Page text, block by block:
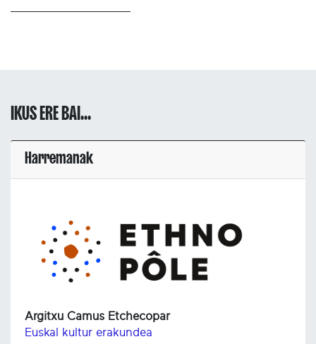
IKUS ERE BAI...
Harremanak
Argitxu Camus Etchecopar
Euskal kultur erakundea